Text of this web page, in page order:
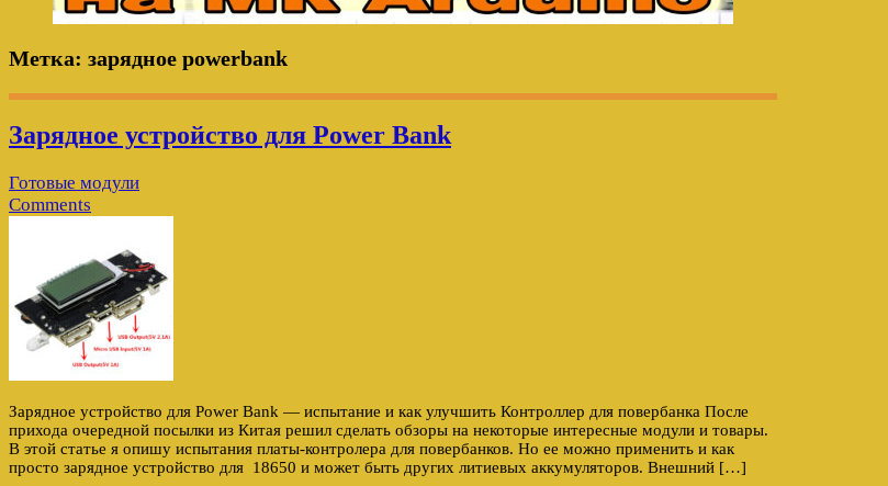
Метка: зарядное powerbank
Зарядное устройство для Power Bank
Готовые модули
Comments
Зарядное устройство для Power Bank — испытание и как улучшить Контроллер для повербанка После
прихода очередной посылки из Китая решил сделать обзоры на некоторые интересные модули и товары.
В этой статье я опишу испытания платы-контролера для повербанков. Но ее можно применить и как
просто зарядное устройство для 18650 и может быть других литиевых аккумуляторов. Внешний […]